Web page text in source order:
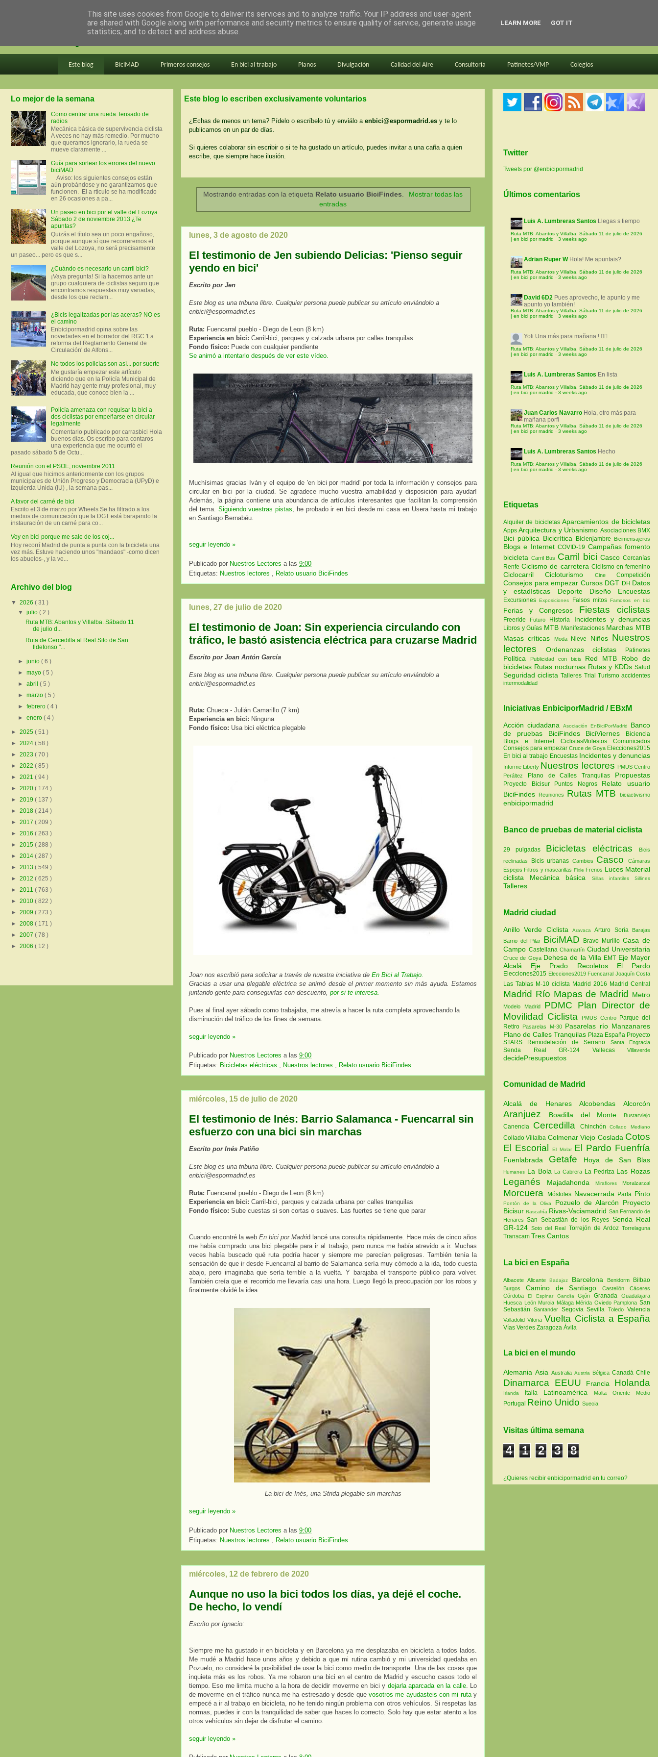
en bici por madrid
Este blog BiciMAD Primeros consejos En bici al trabajo Planos Divulgación Calidad del Aire Consultoría Patinetes/VMP Colegios
Este blog lo escriben exclusivamente voluntarios
¿Echas de menos un tema? Pídelo o escríbelo tú y enviálo a enbici@espormadrid.es y te lo
publicamos en un par de días.
Si quieres colaborar sin escribir o si te ha gustado un artículo, puedes invitar a una caña a quien
escribe, que siempre hace ilusión.
Mostrando entradas con la etiqueta Relato usuario BiciFindes
Mostrar todas las
entradas
lunes, 3 de agosto de 2020
El testimonio de Jen subiendo Delicias: 'Pienso seguir
yendo en bici'
Escrito por Jen
Este blog es una tribuna libre. Cualquier persona puede publicar su artículo enviándolo a
enbici@espormadrid.es
Ruta: Fuencarral pueblo - Diego de Leon (8 km)
Experiencia en bici: Carril-bici, parques y calzada urbana por calles tranquilas
Fondo físico: Puede con cualquier pendiente
Se animó a intentarlo después de ver este vídeo.
Muchísimas gracias Iván y el equipo de 'en bici por madrid' por toda la información y consejos para
circular en bici por la ciudad. Se agradece mucho vuestra amabilidad y disposición para ayudar!
Además, la página contiene una abundancia de artículos interesantes que facilitan la comprensión
del tema. Siguiendo vuestras pistas, he probado ir en bici desde mi casa en Usera hasta mi trabajo
en Santiago Bernabéu.
seguir leyendo »
Publicado por Nuestros Lectores a las 9:00
Etiquetas: Nuestros lectores Relato usuario BiciFindes
lunes, 27 de julio de 2020
El testimonio de Joan: Sin experiencia circulando con
tráfico, le bastó asistencia eléctrica para cruzarse Madrid
Escrito por Joan Antón García
Este blog es una tribuna libre. Cualquier persona puede publicar su artículo enviándolo a
enbici@espormadrid.es
Ruta: Chueca - Julián Camarillo (7 km)
Experiencia en bici: Ninguna
Fondo físico: Usa bici eléctrica plegable
Joan nos escribió para solicitar a través de nuestra iniciativa de En Bici al Trabajo.
Gracias a usar una plegable eléctrica se animó desde el primer momento sin más ayuda. Estamos
juntando gente para conseguirlas con descuento, por si te interesa.
Pues al final ayer sábado como trabajaba, me atrevía a hacer la ruta completa aprovechando la
disminución del tráfico de los fines de semana.
seguir leyendo »
Publicado por Nuestros Lectores a las 9:00
Etiquetas: Bicicletas eléctricas , Nuestros lectores , Relato usuario BiciFindes
miércoles, 15 de julio de 2020
El testimonio de Inés: Barrio Salamanca - Fuencarral sin
esfuerzo con una bici sin marchas
Escrito por Inés Patiño
Este blog es una tribuna libre. Cualquier persona puede publicar su artículo enviándolo a
enbici@espormadrid.es
Ruta: Fuencarral pueblo - Diego de Leon (8 km)
Experiencia en bici: Carril-bici, parques y calzada urbana por calles tranquilas
Fondo físico: Sube cuestas si son cortas o suaves. Las fuertes se tiene que parar
Cuando encontré la web En bici por Madrid lancé una consulta rápidamente. Hace más de cinco años
me había comprado una bici plegable para ir al trabajo, pero nunca me había atrevido a ir. Muchas
veces había buscado qué ruta podría hacer y siempre me parecían peligrosas. También tenía la
sensación de que ir desde Fuencarral al barrio de Salamanca sería muy cómodo a la ida, todo cuesta
abajo, pero imaginaba que sería terrible a la vuelta. Y barajaba el transporte público para volver.
También creía que el recorrido me llevaría casi una hora. Luego llegó la preocupación por los robos y
finalmente olvidé la idea.
La bici de Inés, una Strida plegable sin marchas
seguir leyendo »
Publicado por Nuestros Lectores a las 9:00
Etiquetas: Nuestros lectores Relato usuario BiciFindes
miércoles, 12 de febrero de 2020
Aunque no uso la bici todos los días, ya dejé el coche.
De hecho, lo vendí
Escrito por Ignacio:
Siempre me ha gustado ir en bicicleta y en Barcelona ya me desplazaba en bicicleta a todos lados.
Me mudé a Madrid hace unos años y debido a que mi rutina cambió y mi universidad quedaba en
Pozuelo, no consideré la posibilidad de usar la bici como medio de transporte. Una de las cosas que
inquieta más es los robos. Ya me robaron una bici en el centro de Madrid y escucho casos todo el
tiempo. Eso me limita mucho a la hora de decidir moverme en bici y dejarla aparcada en la calle. Lo
de moverme en el tráfico nunca me ha estresado y desde que vosotros me ayudasteis con mi rutay
empecé a ir al trabajo en bicicleta, no he tenido ningún problema con otros vehículos. Si respetas las
normas, puedes ir con la tranquilidad de saber que haces lo correcto. Solo hay que estar atento a los
otros vehículos sin dejar de disfrutar el camino.
seguir leyendo »
Lo mejor de la semana
Como centrar una rueda: tensado de
radios
Mecánica básica de supervivencia ciclista
A veces no hay más remedio. Por mucho
que queramos ignorarlo, la rueda se
mueve claramente ...
Guía para sortear los errores del nuevo
biciMAD
Aviso: los siguientes consejos están
aún probándose y no garantizamos que
funcionen. El a rtículo se ha modificado
en 26 ocasiones a pa...
Un paseo en bici por el valle del Lozoya.
Sábado 2 de noviembre 2013 ¿Te
apuntas?
Quizás el título sea un poco engañoso,
porque aunque sí que recorreremos el
valle del Lozoya, no será precisamente
un paseo... pero es que s...
¿Cuándo es necesario un carril bici?
¡Vaya pregunta! Si la hacemos ante un
grupo cualquiera de ciclistas seguro que
encontramos respuestas muy variadas,
desde los que reclam...
¿Bicis legalizadas por las aceras? NO es
el camino
Enbicipormadrid opina sobre las
novedades en el borrador del RGC 'La
reforma del Reglamento General de
Circulación' de Alfons...
No todos los policías son así... por suerte
Me gustaría empezar este artículo
diciendo que en la Policía Municipal de
Madrid hay gente muy profesional, muy
educada, que conoce bien la ...
Policía amenaza con requisar la bici a
dos ciclistas por empeñarse en circular
legalmente
Comentario publicado por carrasbici Hola
buenos días. Os escribo para contaros
una experiencia que me ocurrió el
pasado sábado 5 de Octu...
Reunión con el PSOE, noviembre 2011
Al igual que hicimos anteriormente con los grupos
municipales de Unión Progreso y Democracia (UPyD) e
Izquierda Unida (IU) , la semana pas...
A favor del carné de bici
Escrito el 3 de marzo por Wheels Se ha filtrado a los
medios de comunicación que la DGT está barajando la
instauración de un carné para co...
Voy en bici porque me sale de los coj...
Hoy recorrí Madrid de punta a punta con la bicicleta una
vez más. Estuve haciendo unos "mandaos" -como dicen
los abuelos-, y la ve...
Archivo del blog
▼ 2026 ( 31 )
▼julio( 2 )
Ruta MTB: Abantos y Villalba. Sábado 11
de julio d...
Ruta de Cercedilla al Real Sito de San
Ildefonso "...
►junio( 6 )
►mayo( 5 )
►abril( 5 )
►marzo( 5 )
►febrero( 4 )
►enero( 4 )
► 2025 ( 51 )
► 2024 ( 58 )
► 2023 ( 70 )
► 2022 ( 85 )
► 2021 ( 94 )
► 2020 ( 174 )
► 2019 ( 137 )
► 2018 ( 214 )
► 2017 ( 209 )
► 2016 ( 263 )
► 2015 ( 288 )
► 2014 ( 287 )
► 2013 ( 549 )
► 2012 ( 625 )
► 2011 ( 763 )
► 2010 ( 822 )
► 2009 ( 273 )
► 2008 ( 171 )
► 2007 ( 78 )
► 2006 ( 12 )
Twitter
Tweets por @enbicipormadrid
Últimos comentarios
Luis A. Lumbreras Santos Llegas s tiempo
Ruta MTB: Abantos y Villalba. Sábado 11 de julio de 2026
| en bici por madrid · 3 weeks ago
Adrian Ruper W Hola! Me apuntais?
Ruta MTB: Abantos y Villalba. Sábado 11 de julio de 2026
| en bici por madrid · 3 weeks ago
David 6D2 Pues aprovecho, te apunto y me
apunto yo también!
Ruta MTB: Abantos y Villalba. Sábado 11 de julio de 2026
| en bici por madrid · 3 weeks ago
Yoli Una más para mañana ! 🚵‍♀️
Ruta MTB: Abantos y Villalba. Sábado 11 de julio de 2026
| en bici por madrid · 3 weeks ago
Luis A. Lumbreras Santos En lista
Ruta MTB: Abantos y Villalba. Sábado 11 de julio de 2026
| en bici por madrid · 3 weeks ago
Juan Carlos Navarro Hola, otro más para
mañana porfi
Ruta MTB: Abantos y Villalba. Sábado 11 de julio de 2026
| en bici por madrid · 3 weeks ago
Luis A. Lumbreras Santos Hecho
Ruta MTB: Abantos y Villalba. Sábado 11 de julio de 2026
| en bici por madrid · 3 weeks ago
Etiquetas
Alquiler de bicicletasAparcamientos de bicicletas
AppsArquitectura y Urbanismo Asociaciones BMX
Bici pública Bicicrítica Bicienjambre Bicimensajeros
Blogs e InternetCOVID-19 Campañas fomento
bicicleta Carril Bus Carril biciCascoCercanías
RenfeCiclismo de carretera Ciclismo en femenino
CiclocarrilCicloturismo CineCompetición
Consejos para empezar Cursos DGT DH Datos
y estadísticas Deporte Diseño Encuestas
ExcursionesExposiciones Falsos mitosFamosos en bici
Ferias y Congresos Fiestas ciclistas
Freeride Futuro Historia Incidentes y denuncias
Libros y Guías MTB Manifestaciones Marchas MTB
Masas críticas
Moda Nieve Niños Nuestros
lectores
Ordenanzas ciclistas Patinetes
Política Publicidad con bicis Red MTB Robo de
bicicletas Rutas nocturnas Rutas y KDDs Salud
Seguridad ciclistaTalleres Trial Turismoaccidentes
intermodalidad
Iniciativas EnbiciporMadrid / EBxM
Acción ciudadana Asociación EnBiciPorMadrid
Banco
de pruebas
BiciFindes BiciViernes
Biciencia
Blogs e Internet
CiclistasMolestos
Comunicados
Consejos para empezar Cruce de Goya Elecciones2015
En bici al trabajo Encuestas Incidentes y denuncias
Informe Liberty Nuestros lectores
PMUS Centro
Peráltez
Plano de Calles Tranquilas Propuestas
Proyecto Bicisur Puntos Negros
Relato usuario
BiciFindes
Reuniones Rutas MTB biciactivismo
enbicipormadrid
Banco de pruebas de material ciclista
29 pulgadas Bicicletas eléctricas
Bicis
reclinadas
Bicis urbanas Cambios Casco
Cámaras
Espejos Filtros y mascarillas Fixie Frenos Luces Material
ciclista
Mecánica básica Sillas infantiles Sillines
Talleres
Madrid ciudad
Anillo Verde Ciclista AravacaArturo Soria
Barajas
Barrio del Pilar BiciMAD Bravo MurilloCasa de
Campo Castellana Chamartín Ciudad Universitaria
Cruce de Goya Dehesa de la Villa EMT Eje Mayor
Alcalá Eje Prado Recoletos El Pardo
Elecciones2015 Elecciones2019 Fuencarral Joaquín Costa
Las Tablas M-10 ciclista Madrid 2016 Madrid Central
Madrid Río Mapas de Madrid Metro
Modelo Madrid PDMC Plan Director de
Movilidad Ciclista
PMUS Centro Parque del
Retiro Pasarelas M-30 Pasarelas río Manzanares
Plano de Calles Tranquilas Plaza España Proyecto
STARS Remodelación de Serrano Santa Engracia
Senda Real GR-124 Vallecas Villaverde
decidePresupuestos
Comunidad de Madrid
Alcalá de HenaresAlcobendas Alcorcón
Aranjuez Boadilla del Monte Bustarviejo
Canencia Cercedilla ChinchónCollado Mediano
Collado Villalba Colmenar Viejo Coslada Cotos
El EscorialEl Molar El Pardo Fuenfría
Fuenlabrada Getafe Hoya de San Blas
Humanes La Bola La Cabrera La Pedriza Las Rozas
Leganés Majadahonda Miraflores Moralzarzal
Morcuera Móstoles Navacerrada Parla Pinto
Pontón de la Oliva Pozuelo de Alarcón Proyecto
BicisurRascafría Rivas-Vaciamadrid San Fernando de
HenaresSan Sebastián de los Reyes Senda Real
GR-124Soto del Real Torrejón de ArdozTorrelaguna
Transcam Tres Cantos
La bici en España
AlbaceteAlicanteBadajoz Barcelona Benidorm Bilbao
Burgos Camino de SantiagoCastellónCáceres
Córdoba El Espinar GandíaGijónGranadaGuadalajara
Huesca León Murcia Málaga Mérida Oviedo PamplonaSan
Sebastián Santander SegoviaSevillaToledoValencia
ValladolidVitoria Vuelta Ciclista a España
Vías Verdes Zaragoza Ávila
La bici en el mundo
Alemania Asia Australia Austria Bélgica Canadá Chile
Dinamarca EEUU Francia Holanda
Irlanda Italia Latinoamérica Malta Oriente Medio
Portugal Reino Unido Suecia
Visitas última semana
4 1 2 3 8
¿Quieres recibir enbicipormadrid en tu correo?
This site uses cookies from Google to deliver its services and to analyze traffic. Your IP address and user-agent
are shared with Google along with performance and security metrics to ensure quality of service, generate usage
statistics, and to detect and address abuse.
LEARN MORE GOT IT